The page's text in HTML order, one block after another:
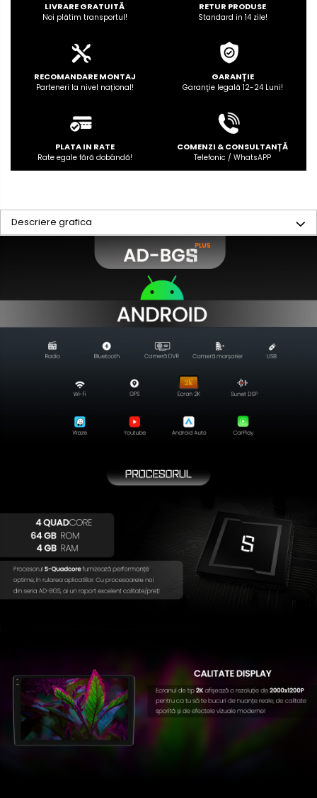
LIVRARE GRATUITĂ
Noi plătim transportul!
RETUR PRODUSE
Standard in 14 zile!
RECOMANDARE MONTAJ
Parteneri la nivel național!
GARANȚIE
Garanţie legală 12-24 Luni!
PLATA IN RATE
Rate egale fără dobândă!
COMENZI & CONSULTANȚĂ
Telefonic / WhatsAPP
Descriere grafica